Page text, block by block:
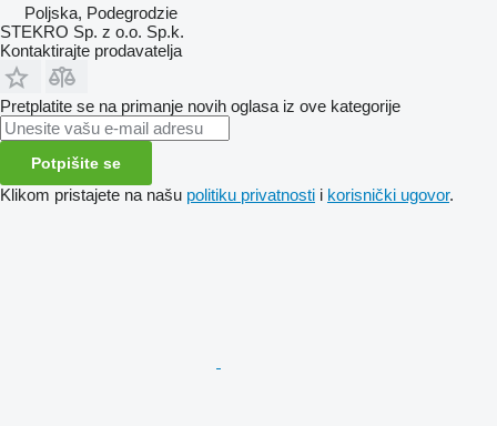
Poljska, Podegrodzie
STEKRO Sp. z o.o. Sp.k.
Kontaktirajte prodavatelja
Pretplatite se na primanje novih oglasa iz ove kategorije
Potpišite se
Klikom pristajete na našu politiku privatnosti i korisnički ugovor.